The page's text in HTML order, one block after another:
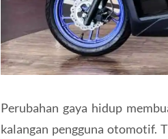
Perubahan gaya hidup
kalangan pengguna otomotif.